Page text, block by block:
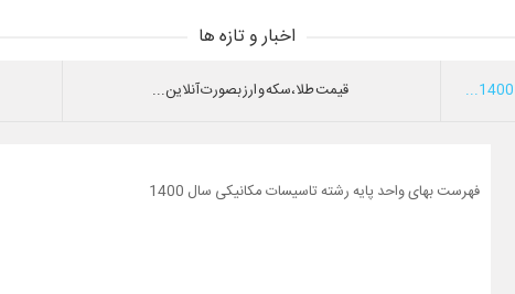
اخبار و تازه ها
قیمت طلا،سکه و ارز بصورت آنلاین...
فهرست بهای واحد پایه رشته تاسیسات مکانیکی سال 1400